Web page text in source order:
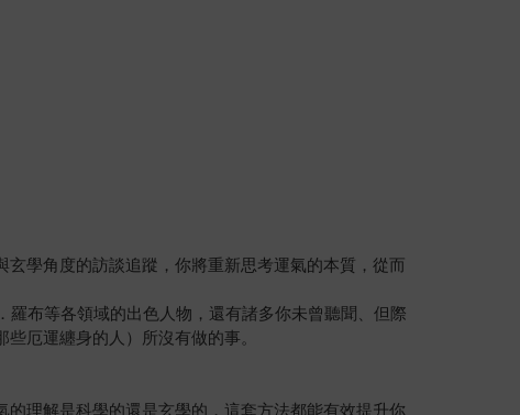
學角度的訪談追蹤，你將重新思考運氣的本質，從而
布等各領域的出色人物，還有諸多你未曾聽聞、但際
厄運纏身的人）所沒有做的事。
理解是科學的還是玄學的，這套方法都能有效提升你